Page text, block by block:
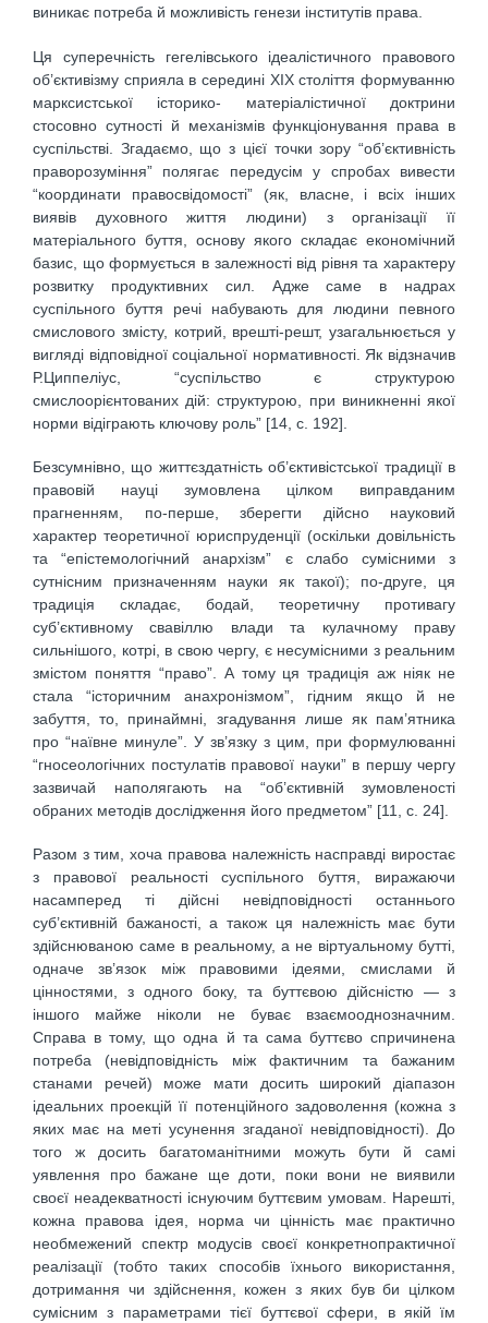
виникає потреба й можливість генези інститутів права.
Ця суперечність гегелівського ідеалістичного правового
об’єктивізму сприяла в середині ХІХ століття формуванню
марксистської історико- матеріалістичної доктрини
стосовно сутності й механізмів функціонування права в
суспільстві. Згадаємо, що з цієї точки зору “об’єктивність
праворозуміння” полягає передусім у спробах вивести
“координати правосвідомості” (як, власне, і всіх інших
виявів духовного життя людини) з організації її
матеріального буття, основу якого складає економічний
базис, що формується в залежності від рівня та характеру
розвитку продуктивних сил. Адже саме в надрах
суспільного буття речі набувають для людини певного
смислового змісту, котрий, врешті-решт, узагальнюється у
вигляді відповідної соціальної нормативності. Як відзначив
Р.Циппеліус, “суспільство є структурою
смислоорієнтованих дій: структурою, при виникненні якої
норми відіграють ключову роль” [14, с. 192].
Безсумнівно, що життєздатність об’єктивістської традиції в
правовій науці зумовлена цілком виправданим
прагненням, по-перше, зберегти дійсно науковий
характер теоретичної юриспруденції (оскільки довільність
та “епістемологічний анархізм” є слабо сумісними з
сутнісним призначенням науки як такої); по-друге, ця
традиція складає, бодай, теоретичну противагу
суб’єктивному свавіллю влади та кулачному праву
сильнішого, котрі, в свою чергу, є несумісними з реальним
змістом поняття “право”. А тому ця традиція аж ніяк не
стала “історичним анахронізмом”, гідним якщо й не
забуття, то, принаймні, згадування лише як пам’ятника
про “наївне минуле”. У зв’язку з цим, при формулюванні
“гносеологічних постулатів правової науки” в першу чергу
зазвичай наполягають на “об’єктивній зумовленості
обраних методів дослідження його предметом” [11, с. 24].
Разом з тим, хоча правова належність насправді виростає
з правової реальності суспільного буття, виражаючи
насамперед ті дійсні невідповідності останнього
суб’єктивній бажаності, а також ця належність має бути
здійснюваною саме в реальному, а не віртуальному бутті,
одначе зв’язок між правовими ідеями, смислами й
цінностями, з одного боку, та буттєвою дійсністю — з
іншого майже ніколи не буває взаємооднозначним.
Справа в тому, що одна й та сама буттєво спричинена
потреба (невідповідність між фактичним та бажаним
станами речей) може мати досить широкий діапазон
ідеальних проекцій її потенційного задоволення (кожна з
яких має на меті усунення згаданої невідповідності). До
того ж досить багатоманітними можуть бути й самі
уявлення про бажане ще доти, поки вони не виявили
своєї неадекватності існуючим буттєвим умовам. Нарешті,
кожна правова ідея, норма чи цінність має практично
необмежений спектр модусів своєї конкретнопрактичної
реалізації (тобто таких способів їхнього використання,
дотримання чи здійснення, кожен з яких був би цілком
сумісним з параметрами тієї буттєвої сфери, в якій їм